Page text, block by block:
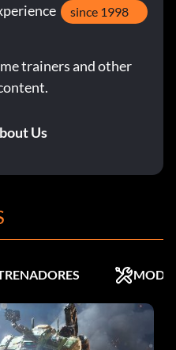
since 1998
trainers and other
Us
MODS